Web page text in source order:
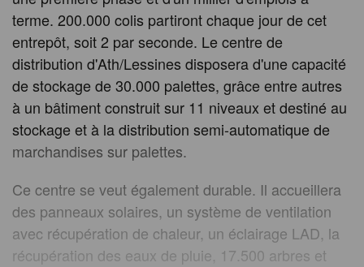
terme. 200.000 colis partiront chaque jour de cet
entrepôt, soit 2 par seconde. Le centre de
distribution d'Ath/Lessines disposera d'une capacité
de stockage de 30.000 palettes, grâce entre autres
à un bâtiment construit sur 11 niveaux et destiné au
stockage et à la distribution semi-automatique de
marchandises sur palettes.
Ce centre se veut également durable. Il accueillera
des panneaux solaires, un système de ventilation
avec récupération de chaleur, un éclairage LAD, la
récupération des eaux de pluie, 17.500 arbres et